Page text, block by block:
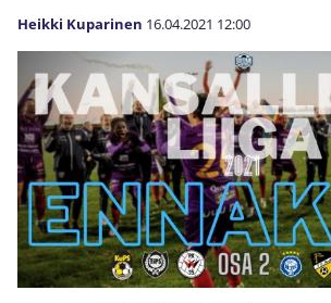
Heikki Kuparinen 16.04.2021 12:00